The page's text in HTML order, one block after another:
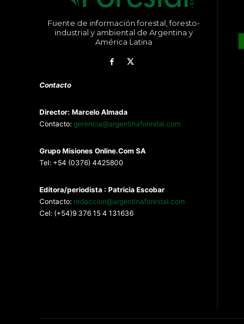
Fuente de información forestal, foresto-
industrial y ambiental de Argentina y
América Latina
Contacto
Director: Marcelo Almada
Contacto: gerencia@argentinaforestal.com
Grupo MisionesOnline.Com SA
Tel: +54 (0376) 4425800
Editora/periodista : Patricia Escobar
Contacto: redaccion@argentinaforestal.com
Cel: (+54)9 376 15 4 131636